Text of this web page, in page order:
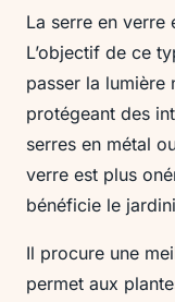
La serre en verre
L’objectif de ce
passer la lumière
protégeant des
serres en métal
verre est plus
bénéficie le
Il procure une
permet aux